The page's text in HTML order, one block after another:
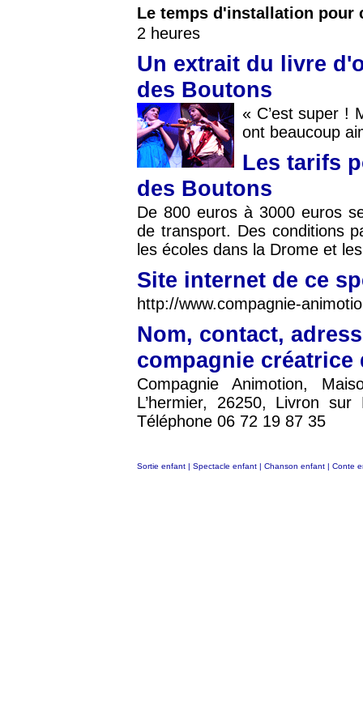
Le temps d'installation pour
2 heures
Un extrait du livre
des Boutons
« C’est super !
ont beaucoup
Les tarifs
des Boutons
De 800 euros à 3000 euros
de transport. Des conditions
les écoles dans la Drome et
Site internet de ce
http://www.compagnie-
Nom, contact,
compagnie créatrice
Compagnie Animotion,
L’hermier, 26250, Livron
Téléphone 06 72 19 87 35
Sortie enfant | Spectacle enfant | Chanson enfant | Conte